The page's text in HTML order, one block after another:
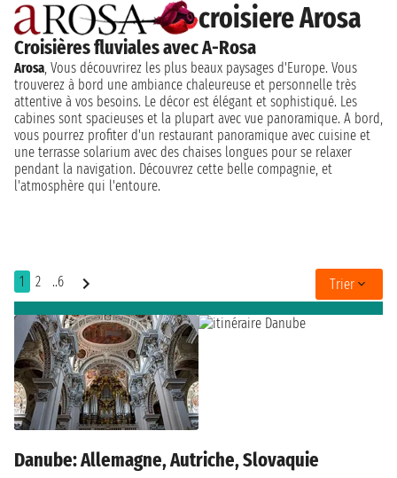
croisiere Arosa
Croisières fluviales avec A-Rosa
Arosa, Vous découvrirez les plus beaux paysages d'Europe. Vous
trouverez à bord une ambiance chaleureuse et personnelle très
attentive à vos besoins. Le décor est élégant et sophistiqué. Les
cabines sont spacieuses et la plupart avec vue panoramique. A bord,
vous pourrez profiter d'un restaurant panoramique avec cuisine et
une terrasse solarium avec des chaises longues pour se relaxer
pendant la navigation. Découvrez cette belle compagnie, et
l'atmosphère qui l'entoure.
1 2 ..6 Trier
Danube: Allemagne, Autriche, Slovaquie